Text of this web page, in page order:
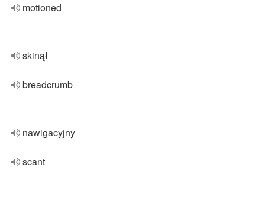
motioned
skinął
breadcrumb
nawigacyjny
scant